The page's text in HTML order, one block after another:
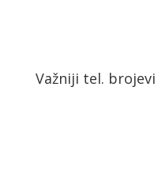
Važniji tel. brojevi